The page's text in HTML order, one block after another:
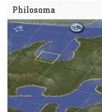
Philosoma